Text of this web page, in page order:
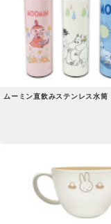
ムーミン直飲みステンレス水筒